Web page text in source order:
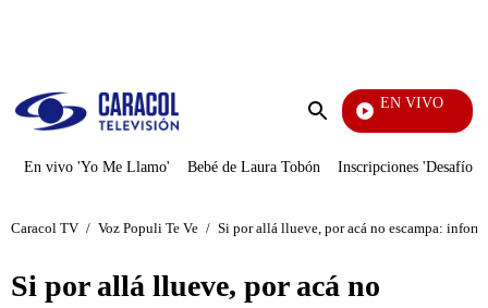
Enviar
EN VIVO
Yo Me Llamo
En vivo 'Yo Me Llamo' Bebé de Laura Tobón Inscripciones 'Desafío'
Caracol TV / Voz Populi Te Ve / Si por allá llueve, por acá no escampa:
Si por allá llueve, por acá no